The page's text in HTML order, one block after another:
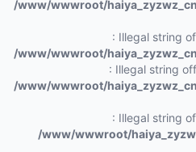
/www/wwwroot/
: Illegal string
/www/wwwroot/
: Illegal string
/www/wwwroot/
: Illegal string
/www/wwwroot/